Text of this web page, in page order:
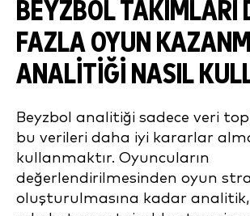
BEYZBOL TAKIMLARI
FAZLA OYUN
ANALITIĞI NASIL
Beyzbol analitiği sadece veri
bu verileri daha iyi kararlar
kullanmaktır. Oyuncuların
değerlendirilmesinden oyun
oluşturulmasına kadar analitik,